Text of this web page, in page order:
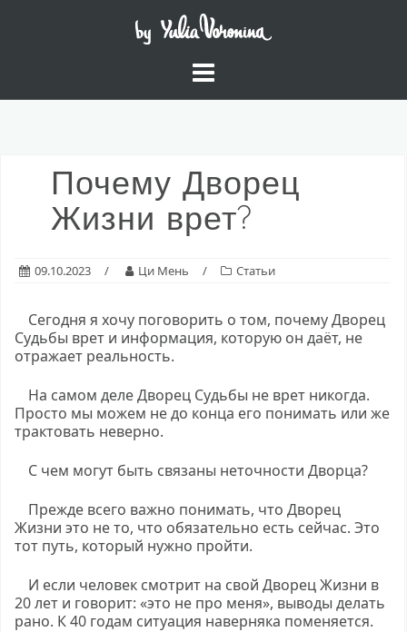
Почему Дворец
Жизни врет?
09.10.2023 Ци Мень Статьи
Сегодня я хочу поговорить о том, почему Дворец
Судьбы врет и информация, которую он даёт, не
отражает реальность.
На самом деле Дворец Судьбы не врет никогда.
Просто мы можем не до конца его понимать или же
трактовать неверно.
С чем могут быть связаны неточности Дворца?
Прежде всего важно понимать, что Дворец
Жизни это не то, что обязательно есть сейчас. Это
тот путь, который нужно пройти.
И если человек смотрит на свой Дворец Жизни в
20 лет и говорит: «это не про меня», выводы делать
рано. К 40 годам ситуация наверняка поменяется.